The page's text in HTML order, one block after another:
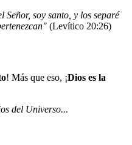
Señor, soy santo, y los separé
(Levítico 20:26)
! Más que eso, ¡Dios es la
del Universo...